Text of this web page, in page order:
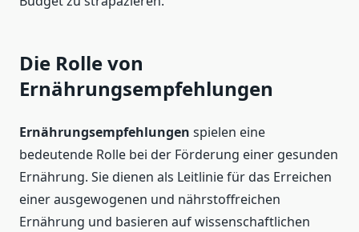
Die Rolle von
Ernährungsempfehlungen
Ernährungsempfehlungen spielen eine
bedeutende Rolle bei der Förderung einer gesunden
Ernährung. Sie dienen als Leitlinie für das Erreichen
einer ausgewogenen und nährstoffreichen
Ernährung und basieren auf wissenschaftlichen